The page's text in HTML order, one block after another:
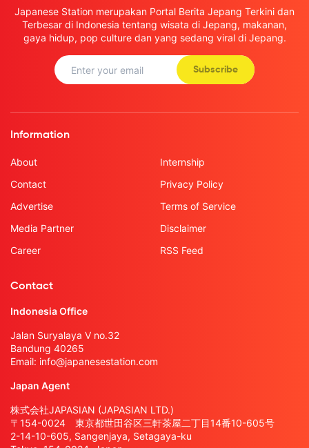
Japanese Station merupakan Portal Berita Jepang Terkini dan
Terbesar di Indonesia tentang wisata di Jepang, makanan,
gaya hidup, pop culture dan yang sedang viral di Jepang.
Subscribe
Information
About
Contact
Advertise
Media Partner
Career
Internship
Privacy Policy
Terms of Service
Disclaimer
RSS Feed
Contact
Indonesia Office
Jalan Suryalaya V no.32
Bandung 40265
Email: info@japanesestation.com
Japan Agent
株式会社JAPASIAN (JAPASIAN LTD.)
〒154-0024 東京都世田谷区三軒茶屋二丁目14番10-605号
2-14-10-605, Sangenjaya, Setagaya-ku